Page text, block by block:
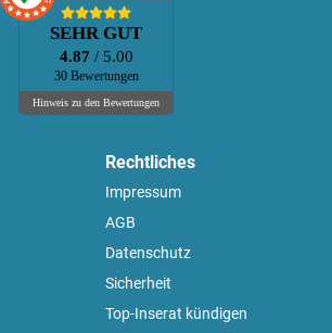
SEHR GUT
4.87 / 5.00
30 Bewertungen
Hinweis zu den Bewertungen
Rechtliches
Impressum
AGB
Datenschutz
Sicherheit
Top-Inserat kündigen